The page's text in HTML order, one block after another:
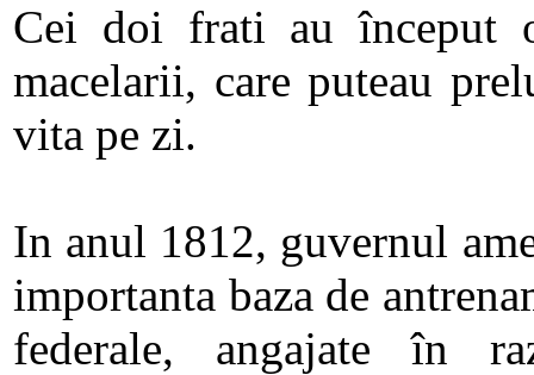
Cei doi frati au început
macelarii, care puteau
vita pe zi.
In anul 1812, guvernul
importanta baza de
federale, angajate în